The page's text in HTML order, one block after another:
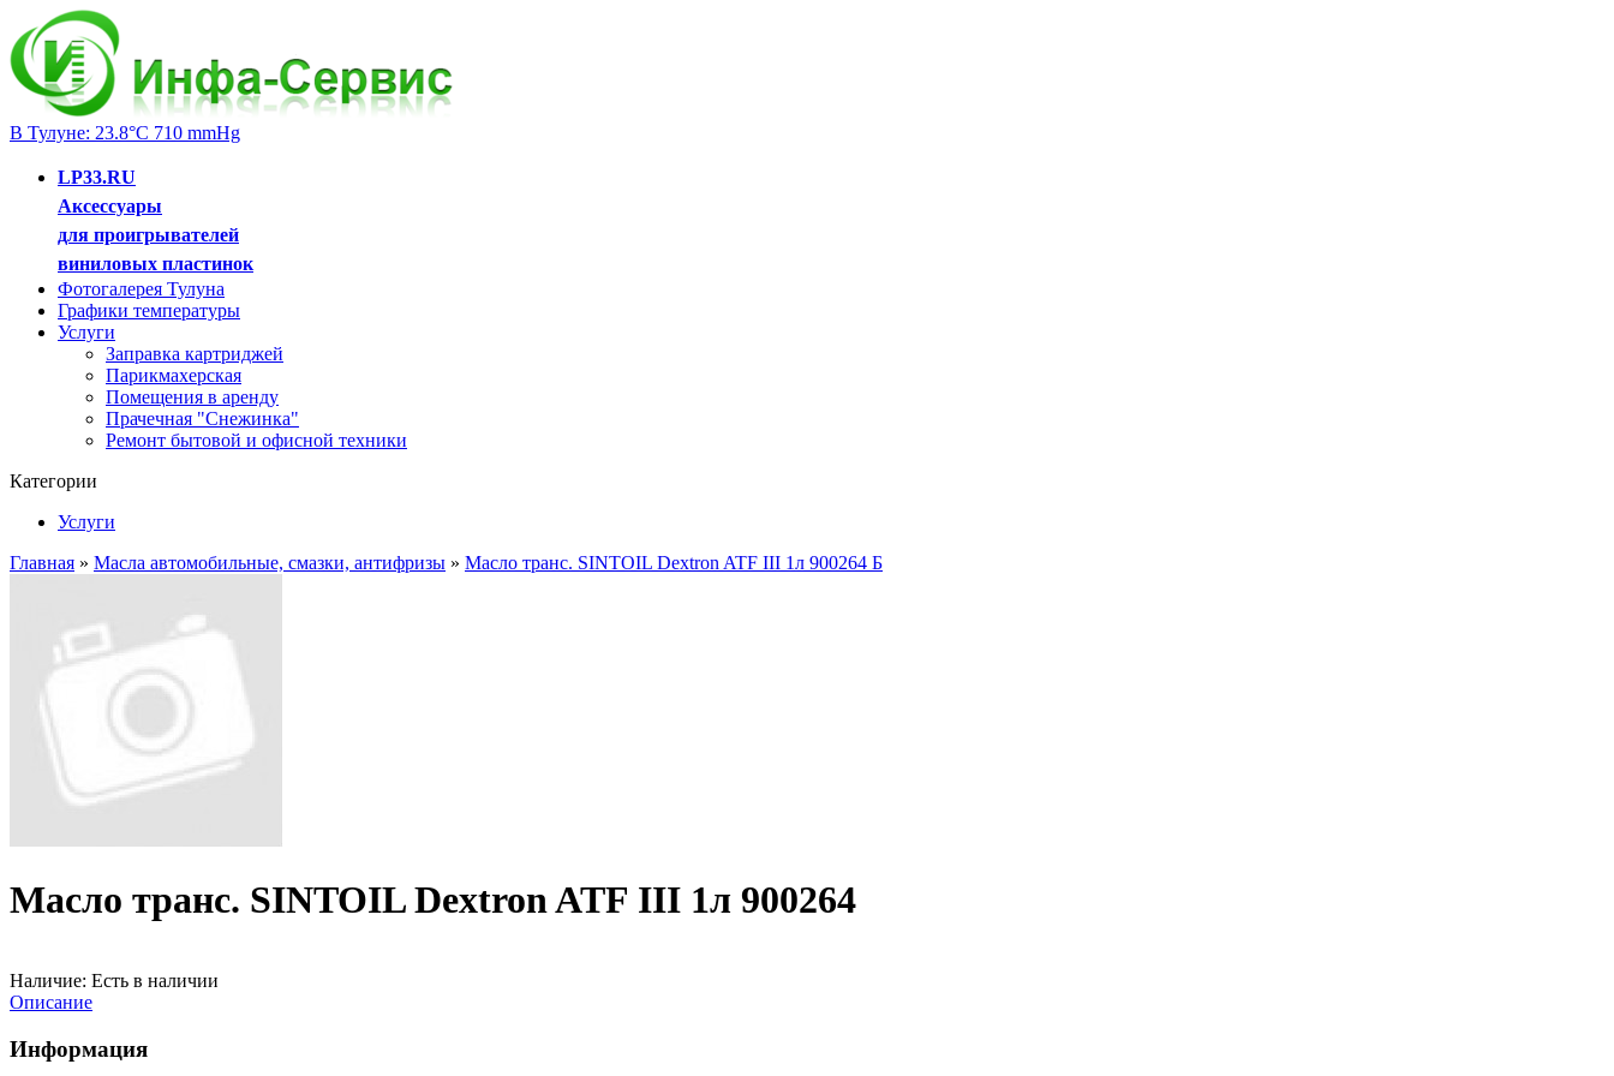
В Тулуне: 23.8°C 710 mmHg
LP33.RU
Аксессуары
для проигрывателей
виниловых пластинок
Фотогалерея Тулуна
Графики температуры
Услуги
Заправка картриджей
Парикмахерская
Помещения в аренду
Прачечная "Снежинка"
Ремонт бытовой и офисной техники
Категории
Услуги
Главная » Масла автомобильные, смазки, антифризы » Масло транс. SINTOIL Dextron ATF III 1л 900264 Б
Масло транс. SINTOIL Dextron ATF III 1л 900264
Наличие: Есть в наличии
Описание
Информация